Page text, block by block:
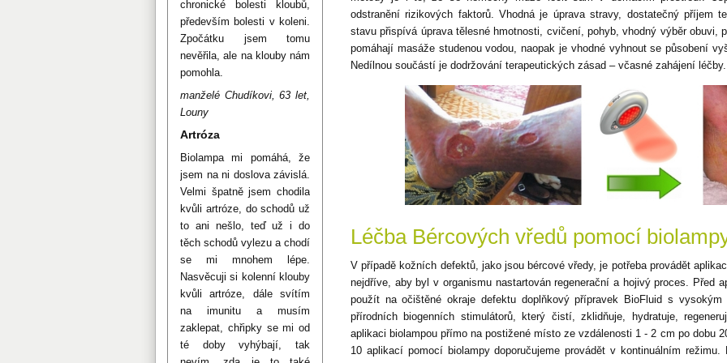
odstranění rizikových faktorů. Vhodná je úprava stravy, dostatečný příjem
stavu přispívá úprava tělesné hmotnosti, cvičení, pohyb, vhodný výběr obuvi,
pomáhají masáže studenou vodou, naopak je vhodné vyhnout se působení
Nedílnou součástí je dodržování terapeutických zásad – včasné zahájení léčby.
Léčba Bércových vředů pomocí
V případě kožních defektů, jako jsou bércové vředy, je potřeba provádět
nejdříve, aby byl v organismu nastartován regenerační a hojivý proces. Před
použít na očištěné okraje defektu doplňkový přípravek BioFluid s
přírodních biogenních stimulátorů, který čistí, zklidňuje, hydratuje,
aplikaci biolampou přímo na postižené místo ze vzdálenosti 1 - 2 cm po dobu
10 aplikací pomocí biolampy doporučujeme provádět v kontinuálním
chronické bolesti kloubů,
především bolesti v koleni.
Zpočátku jsem tomu
nevěřila, ale na klouby nám
pomohla.
manželé Chudíkovi, 63 let,
Louny
Artróza
Biolampa mi pomáhá, že
jsem na ni doslova závislá.
Velmi špatně jsem chodila
kvůli artróze, do schodů už
to ani nešlo, teď už i do
těch schodů vylezu a chodí
se mi mnohem lépe.
Nasvěcuji si kolenní klouby
kvůli artróze, dále svítím
na imunitu a musím
zaklepat, chřipky se mi od
té doby vyhýbají, tak